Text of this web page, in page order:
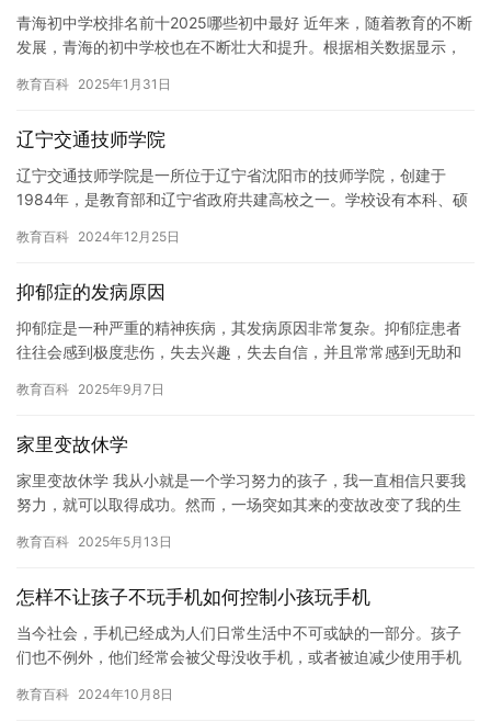
青海初中学校排名前十2025哪些初中最好 近年来，随着教育的不断
发展，青海的初中学校也在不断壮大和提升。根据相关数据显示，
教育百科 2025年1月31日
辽宁交通技师学院
辽宁交通技师学院是一所位于辽宁省沈阳市的技师学院，创建于
1984年，是教育部和辽宁省政府共建高校之一。学校设有本科、硕
车工…
教育百科 2024年12月25日
抑郁症的发病原因
抑郁症是一种严重的精神疾病，其发病原因非常复杂。抑郁症患者
往往会感到极度悲伤，失去兴趣，失去自信，并且常常感到无助和
症的…
教育百科 2025年9月7日
家里变故休学
家里变故休学 我从小就是一个学习努力的孩子，我一直相信只要我
努力，就可以取得成功。然而，一场突如其来的变故改变了我的生
他…
教育百科 2025年5月13日
怎样不让孩子不玩手机如何控制小孩玩手机
当今社会，手机已经成为人们日常生活中不可或缺的一部分。孩子
们也不例外，他们经常会被父母没收手机，或者被迫减少使用手机
制，可能…
教育百科 2024年10月8日